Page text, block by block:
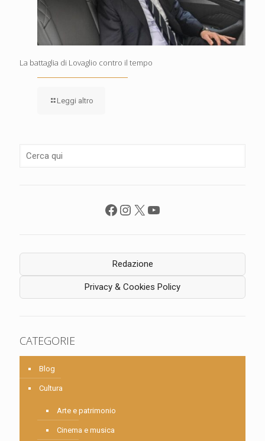
La battaglia di Lovaglio contro il tempo
Leggi altro
Facebook
Instagram
X YouTube
Redazione
Privacy & Cookies Policy
CATEGORIE
Blog
Cultura
Arte e patrimonio
Cinema e musica